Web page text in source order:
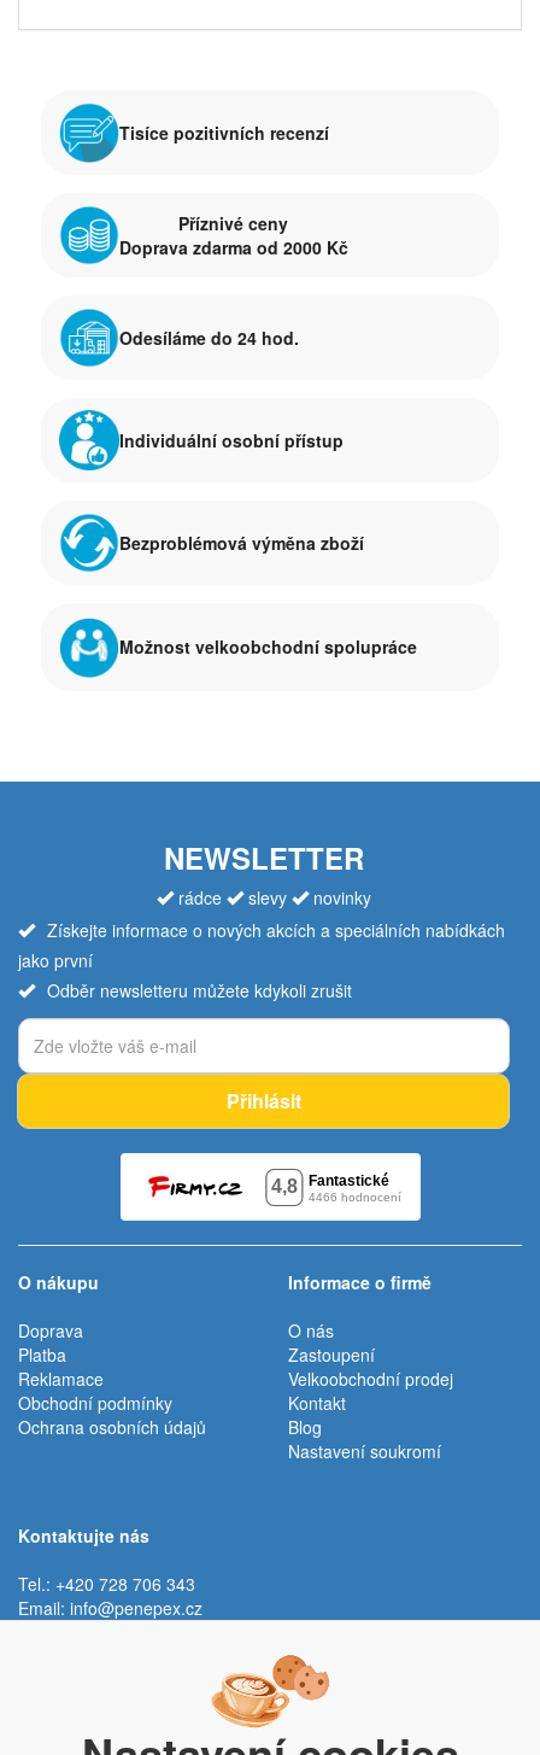
Tisíce pozitivních recenzí
Příznivé ceny
Doprava zdarma od 2000 Kč
Odesíláme do 24 hod.
Individuální osobní přístup
Bezproblémová výměna zboží
Možnost velkoobchodní spolupráce
NEWSLETTER
rádce slevy
novinky
Získejte informace o nových akcích a speciálních nabídkách
jako první
Odběr newsletteru můžete kdykoli zrušit
Přihlásit
O nákupu
Doprava
Platba
Reklamace
Obchodní podmínky
Ochrana osobních údajů
Informace o firmě
O nás
Zastoupení
Velkoobchodní prodej
Kontakt
Blog
Nastavení soukromí
Kontaktujte nás
Tel.: +420 728 706 343
Email: info@penepex.cz
Trávník 2076, 686 03 Staré Město